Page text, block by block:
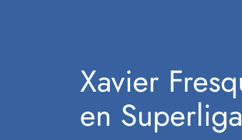
Xavier
en Superliga